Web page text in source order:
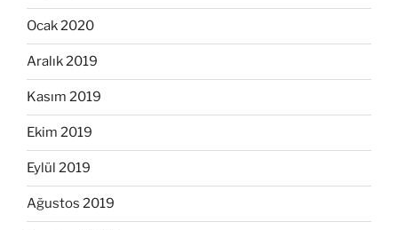
Ocak 2020
Aralık 2019
Kasım 2019
Ekim 2019
Eylül 2019
Ağustos 2019